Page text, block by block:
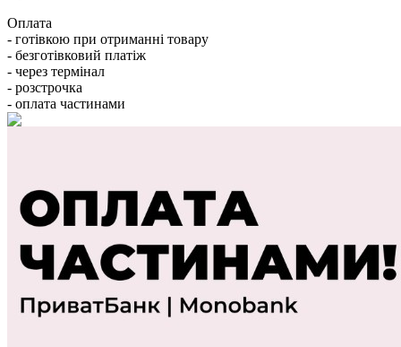
Оплата
- готівкою при отриманні товару
- безготівковий платіж
- через термінал
- розстрочка
- оплата частинами